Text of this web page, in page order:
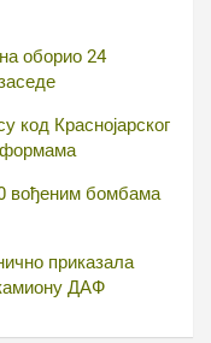
оборио 24
код Краснојарског
вођеним бомбама
приказала
ДАФ